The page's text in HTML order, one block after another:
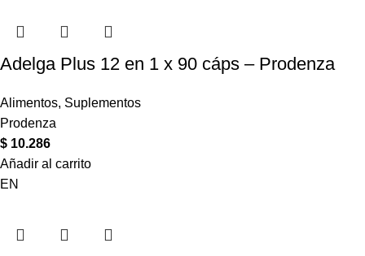
Adelga Plus 12 en 1 x 90 cáps – Prodenza
Alimentos, Suplementos
Prodenza
$ 10.286
Añadir al carrito
EN